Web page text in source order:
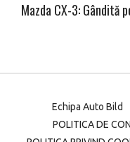
Mazda CX-3: Gândită
Echipa Auto Bild
POLITICA DE